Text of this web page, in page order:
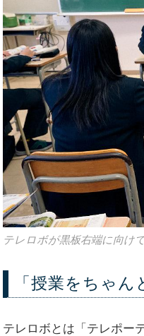
テレロボが黒板右端に向け
「授業をちゃん
テレロボとは「テレポー